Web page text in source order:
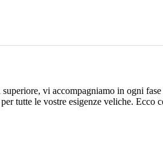
vi accompagniamo in ogni
tutte le vostre esigenze veliche. Ecco